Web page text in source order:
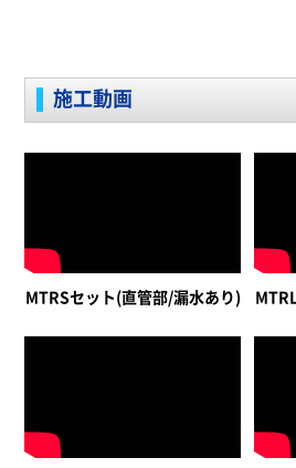
施工動画
MTRSセット(直管部/漏水あり)